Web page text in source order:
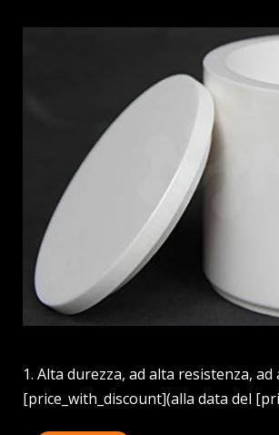
1. Alta durezza, ad alta resistenza,
[price_with_discount](alla data del